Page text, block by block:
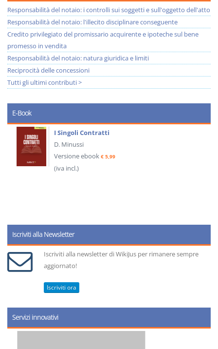
Responsabilità del notaio: i controlli sui soggetti e sull'oggetto dell'atto
Responsabilità del notaio: l'illecito disciplinare conseguente
Credito privilegiato del promissario acquirente e ipoteche sul bene
promesso in vendita
Responsabilità del notaio: natura giuridica e limiti
Reciprocità delle concessioni
Tutti gli ultimi contributi >
E-Book
I Singoli Contratti
D. Minussi
Versione ebook € 5,99
(iva incl.)
Iscriviti alla Newsletter
Iscriviti alla newsletter di WikiJus per rimanere sempre
aggiornato!
Iscriviti ora
Servizi innovativi